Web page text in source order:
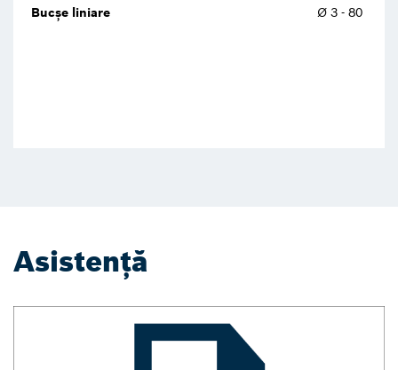
Bucșe liniare Ø 3 - 80
Asistență